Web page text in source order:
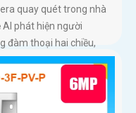
quay quét trong nhà
AI phát hiện người
đàm thoại hai chiều,
thẻ nhớ MicroSD
ứng dụng DMSS